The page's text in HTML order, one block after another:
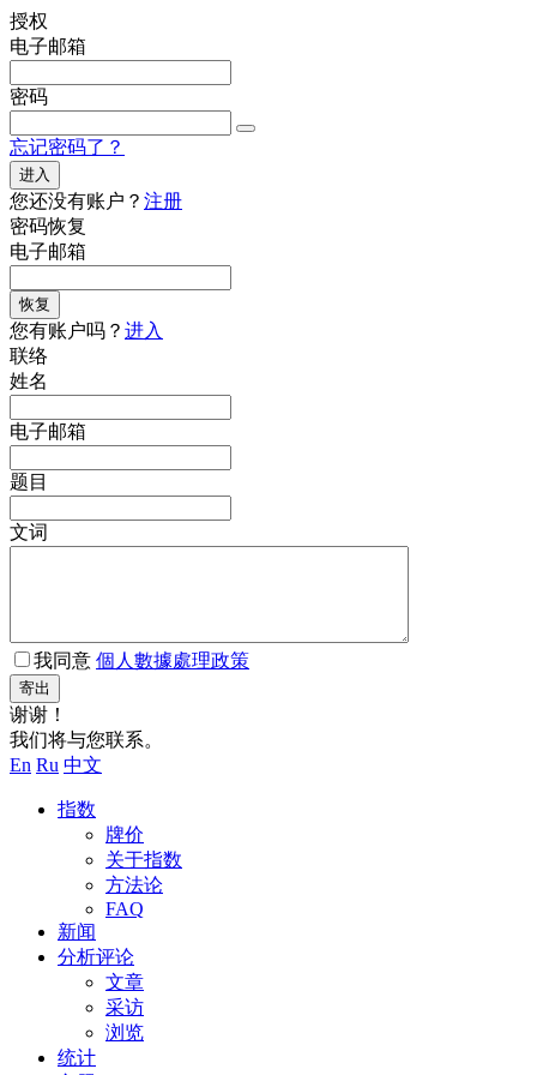
授权
电子邮箱
密码
忘记密码了？
进入
您还没有账户？ 注册
密码恢复
电子邮箱
恢复
您有账户吗？ 进入
联络
姓名
电子邮箱
题目
文词
我同意 個人數據處理政策
寄出
谢谢！
我们将与您联系。
En Ru 中文
指数
牌价
关于指数
方法论
FAQ
新闻
分析评论
文章
采访
浏览
统计